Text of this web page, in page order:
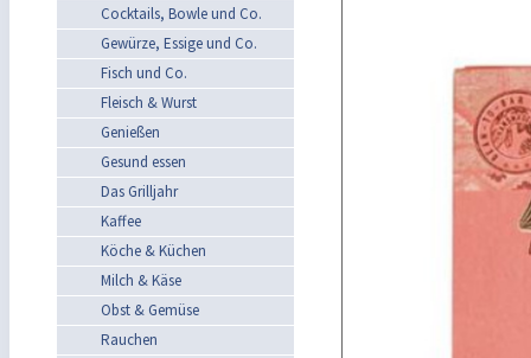
Cocktails, Bowle und Co.
Gewürze, Essige und Co.
Fisch und Co.
Fleisch & Wurst
Genießen
Gesund essen
Das Grilljahr
Kaffee
Köche & Küchen
Milch & Käse
Obst & Gemüse
Rauchen